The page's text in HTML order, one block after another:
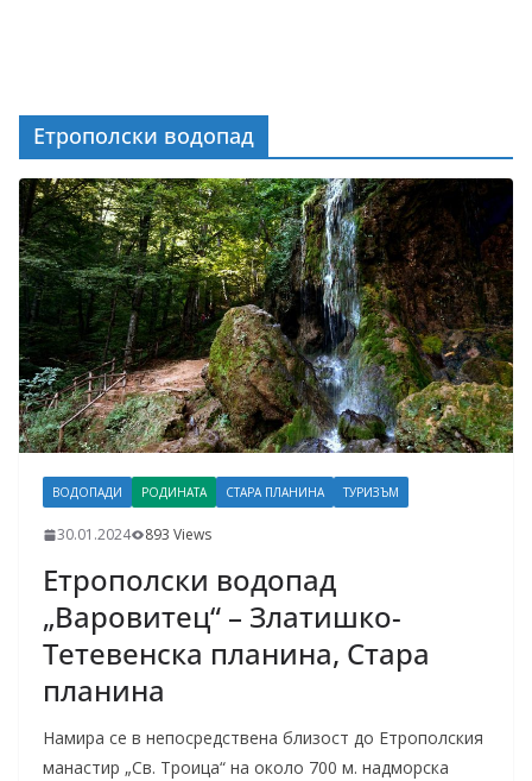
Етрополски водопад
ВОДОПАДИ РОДИНАТА СТАРА ПЛАНИНА ТУРИЗЪМ
30.01.2024 893 Views
Етрополски водопад
„Варовитец“ – Златишко-
Тетевенска планина, Стара
планина
Намира се в непосредствена близост до Етрополския
манастир „Св. Троица“ на около 700 м. надморска